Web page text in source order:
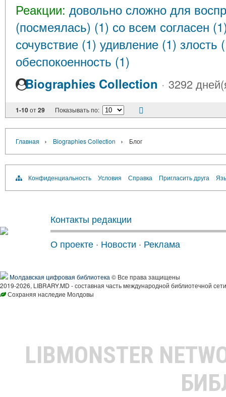
Реакции: довольно сложно для
(посмеялась) (1) со всем согласен
сочувствие (1) удивление (1) злость
обеспокоенность (1)
Biographies Collection · 3292
1-10от29 Показывать по:
Главная › Biographies Collection › Блог
Конфиденциальность Условия Справка Пригласить друга
Контакты редакции
О проекте · Новости · Реклама
Молдавская цифровая библиотека © Все права защищены
2019-2026, LIBRARY.MD - составная часть международной библиотечной
Сохраняя наследие Молдовы
LIBMONSTER